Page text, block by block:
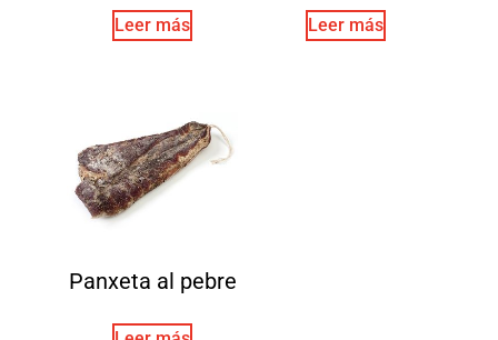
Leer más Leer más
Panxeta al pebre